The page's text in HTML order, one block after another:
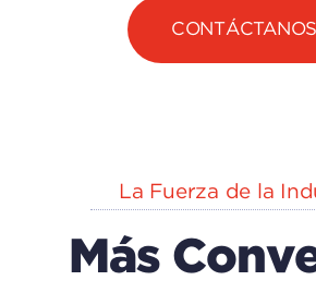
CONTÁCTANOS
La Fuerza de la
Más